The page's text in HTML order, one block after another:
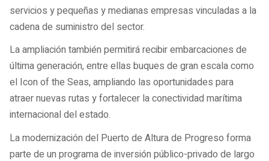
servicios y pequeñas y medianas empresas vinculadas a la
cadena de suministro del sector.
La ampliación también permitirá recibir embarcaciones de
última generación, entre ellas buques de gran escala como
el Icon of the Seas, ampliando las oportunidades para
atraer nuevas rutas y fortalecer la conectividad marítima
internacional del estado.
La modernización del Puerto de Altura de Progreso forma
parte de un programa de inversión público-privado de largo